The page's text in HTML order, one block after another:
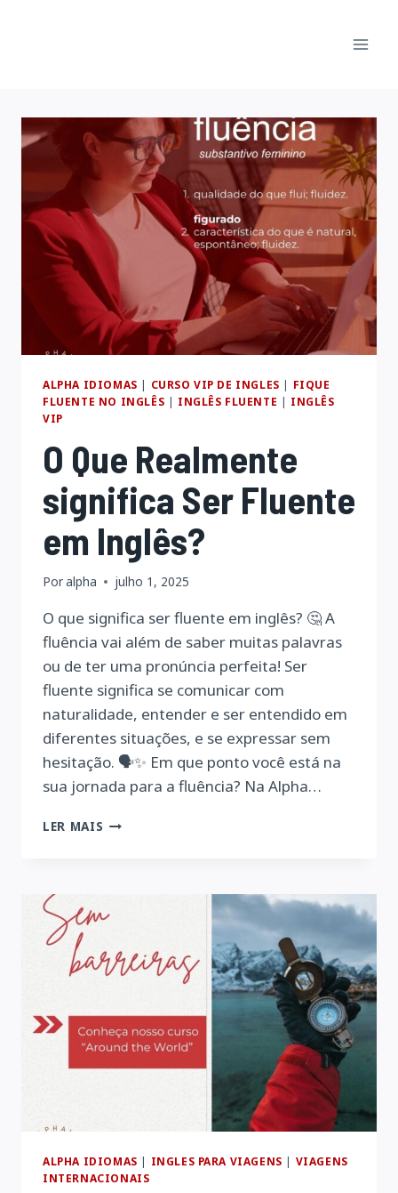
ALPHA IDIOMAS | CURSO VIP DE INGLES | FIQUE
FLUENTE NO INGLÊS | INGLÊS FLUENTE | INGLÊS
VIP
O Que Realmente
significa Ser Fluente
em Inglês?
Poralpha julho 1, 2025
O que significa ser fluente em inglês? 🤔 A
fluência vai além de saber muitas palavras
ou de ter uma pronúncia perfeita! Ser
fluente significa se comunicar com
naturalidade, entender e ser entendido em
diferentes situações, e se expressar sem
hesitação. 🗣️✨ Em que ponto você está na
sua jornada para a fluência? Na Alpha…
LER MAIS O
FLUENTE
INGLÊS?
ALPHA IDIOMAS | INGLES PARA VIAGENS | VIAGENS
INTERNACIONAIS